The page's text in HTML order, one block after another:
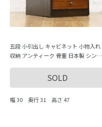
五段 小引出し キャビネット 小物入れ
収納 アンティーク 骨董 日本製 シンプ
SOLD
幅 30 奥行 31 高さ 47